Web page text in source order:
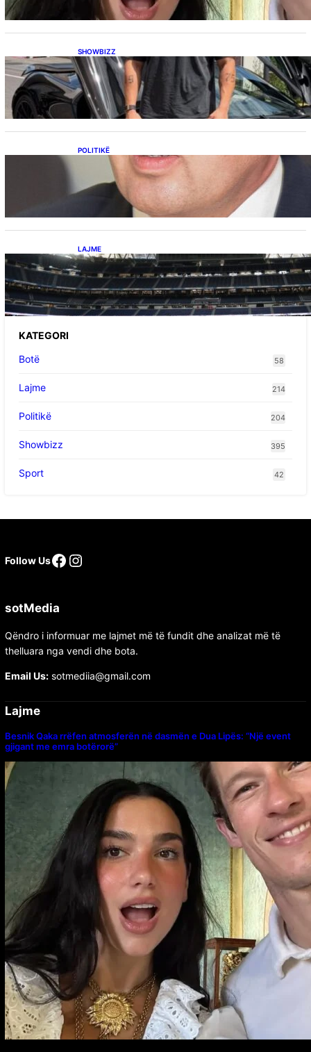
SHOWBIZZ
Ish-banori i Big Brother VIP Kosova, Eduart
Kuqi ua mbyll gojën kritikëve, publikon
dëshmi për supermakinën luksoze
POLITIKË
Përplasja VV-LDK për gazin amerikan,
Kërçeli i përgjigjet Hotit: “Mbrojeni LDK-në, jo
aleancën me SHBA-në”
LAJME
Ish-mesfushori i Real Madridit dhe
Argjentinës,shtrohet urgjentisht në spital pas
problemeve me zemrën, mungon në ndeshjet
e ardhshme
KATEGORI
Botë
58
Lajme 214
Politikë 204
Showbizz 395
Sport 42
Follow Us
sotMedia
Qëndro i informuar me lajmet më të fundit dhe analizat më të
thelluara nga vendi dhe bota.
Email Us:sotmediia@gmail.com
Lajme
Besnik Qaka rrëfen atmosferën në dasmën e Dua Lipës: “Një event
gjigant me emra botërorë”